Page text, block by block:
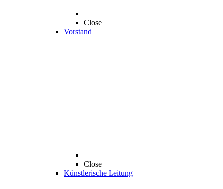
Close
Vorstand
Close
Künstlerische Leitung